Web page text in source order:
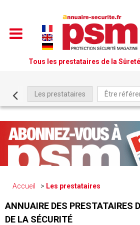
Tous les prestataires de la
Les prestataires Être
Accueil Les prestataires
ANNUAIRE DES PRESTATAIRES
DE LA SÉCURITÉ